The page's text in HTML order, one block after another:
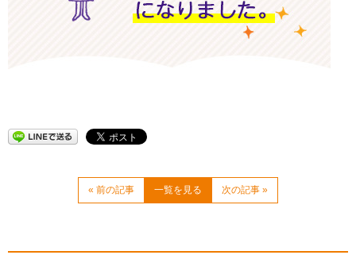
« 前の記事 一覧を見る 次の記事 »